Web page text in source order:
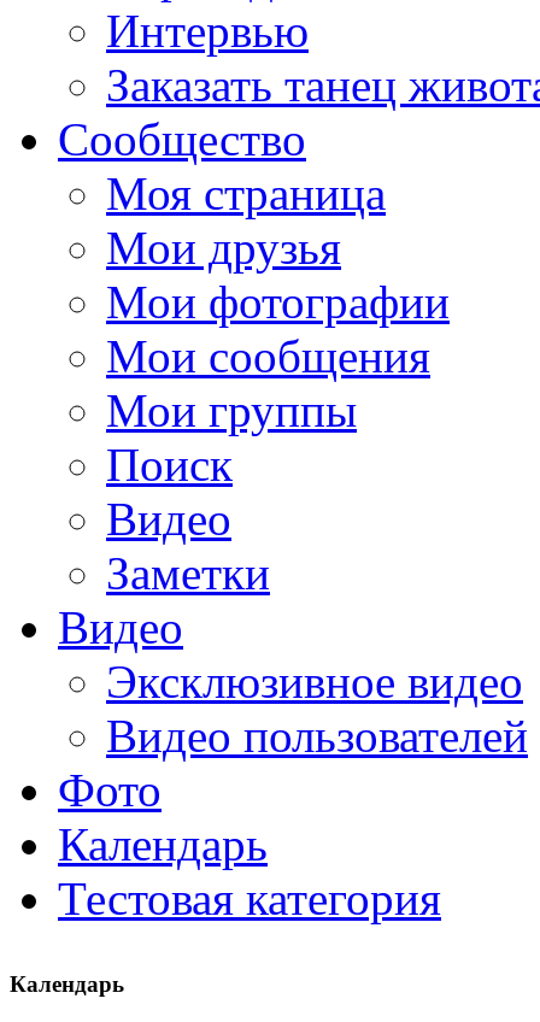
Интервью
Заказать танец
Сообщество
Моя страница
Мои друзья
Мои фотографии
Мои сообщения
Мои группы
Поиск
Видео
Заметки
Видео
Эксклюзивное видео
Видео пользователей
Фото
Календарь
Тестовая категория
Календарь